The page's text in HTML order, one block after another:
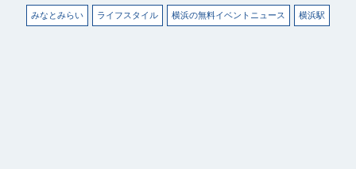
みなとみらい ライフスタイル 横浜の無料イベントニュース 横浜駅